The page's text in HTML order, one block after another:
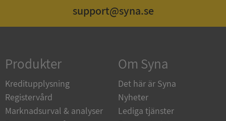
support@syna.se
Produkter
Kreditupplysning
Registervård
Marknadsurval & analyser
Om Syna
Det här är Syna
Nyheter
Lediga tjänster
Strikt nödvändiga kakor tillåter
kärnwebbplatsfunktioner som användarinloggning
och kontohantering. Webbplatsen kan inte
användas ordentligt utan strikt nödvändiga cookies.
Namn
Leverantör
Domän